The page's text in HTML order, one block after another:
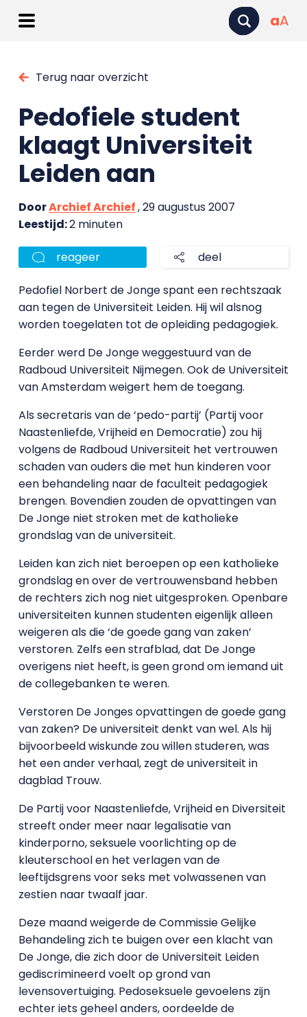
aA
Terug naar overzicht
Pedofiele student
klaagt Universiteit
Leiden aan
DoorArchief Archief, 29 augustus 2007
Leestijd:2 minuten
reageer deel
Pedofiel Norbert de Jonge spant een rechtszaak
aan tegen de Universiteit Leiden. Hij wil alsnog
worden toegelaten tot de opleiding pedagogiek.
Eerder werd De Jonge weggestuurd van de
Radboud Universiteit Nijmegen. Ook de Universiteit
van Amsterdam weigert hem de toegang.
Als secretaris van de ‘pedo-partij’ (Partij voor
Naastenliefde, Vrijheid en Democratie) zou hij
volgens de Radboud Universiteit het vertrouwen
schaden van ouders die met hun kinderen voor
een behandeling naar de faculteit pedagogiek
brengen. Bovendien zouden de opvattingen van
De Jonge niet stroken met de katholieke
grondslag van de universiteit.
Leiden kan zich niet beroepen op een katholieke
grondslag en over de vertrouwensband hebben
de rechters zich nog niet uitgesproken. Openbare
universiteiten kunnen studenten eigenlijk alleen
weigeren als die ‘de goede gang van zaken’
verstoren. Zelfs een strafblad, dat De Jonge
overigens niet heeft, is geen grond om iemand uit
de collegebanken te weren.
Verstoren De Jonges opvattingen de goede gang
van zaken? De universiteit denkt van wel. Als hij
bijvoorbeeld wiskunde zou willen studeren, was
het een ander verhaal, zegt de universiteit in
dagblad Trouw.
De Partij voor Naastenliefde, Vrijheid en Diversiteit
streeft onder meer naar legalisatie van
kinderporno, seksuele voorlichting op de
kleuterschool en het verlagen van de
leeftijdsgrens voor seks met volwassenen van
zestien naar twaalf jaar.
Deze maand weigerde de Commissie Gelijke
Behandeling zich te buigen over een klacht van
De Jonge, die zich door de Universiteit Leiden
gediscrimineerd voelt op grond van
levensovertuiging. Pedoseksuele gevoelens zijn
echter iets geheel anders, oordeelde de